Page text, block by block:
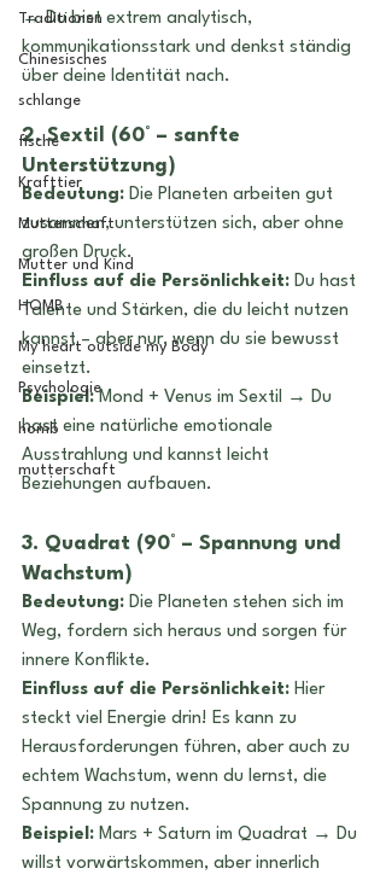
Traditionen
Chinesisches
schlange
fische
Krafttier
Mutterschaft
Mutter und Kind
HOMB
My heart outside my Body
Psychologie
homb
mutterschaft
→ Du bist extrem analytisch,
kommunikationsstark und denkst ständig
über deine Identität nach.
2. Sextil (60° – sanfte
Unterstützung)
Bedeutung: Die Planeten arbeiten gut
zusammen, unterstützen sich, aber ohne
großen Druck.
Einfluss auf die Persönlichkeit: Du hast
Talente und Stärken, die du leicht nutzen
kannst – aber nur, wenn du sie bewusst
einsetzt.
Beispiel: Mond + Venus im Sextil → Du
hast eine natürliche emotionale
Ausstrahlung und kannst leicht
Beziehungen aufbauen.
3. Quadrat (90° – Spannung und
Wachstum)
Bedeutung: Die Planeten stehen sich im
Weg, fordern sich heraus und sorgen für
innere Konflikte.
Einfluss auf die Persönlichkeit: Hier
steckt viel Energie drin! Es kann zu
Herausforderungen führen, aber auch zu
echtem Wachstum, wenn du lernst, die
Spannung zu nutzen.
Beispiel: Mars + Saturn im Quadrat → Du
willst vorwärtskommen, aber innerlich